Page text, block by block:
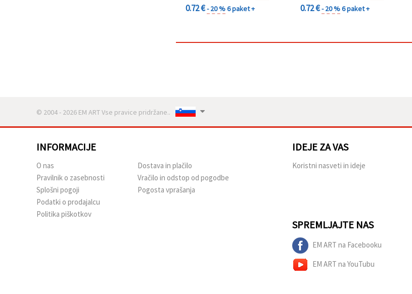
0.72 €- 20 %6 paket + 0.72 €- 20 %6 paket +
© 2004 - 2026 EM ART Vse pravice pridržane..
INFORMACIJE
O nas
Pravilnik o zasebnosti
Splošni pogoji
Podatki o prodajalcu
Politika piškotkov
Dostava in plačilo
Vračilo in odstop od pogodbe
Pogosta vprašanja
IDEJE ZA VAS
Koristni nasveti in ideje
SPREMLJAJTE NAS
EM ART na Facebooku
EM ART na YouTubu